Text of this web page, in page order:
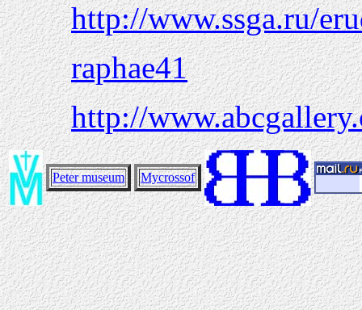
http://www.ssga.ru/
raphae41
http://
Peter museum Mycrossof